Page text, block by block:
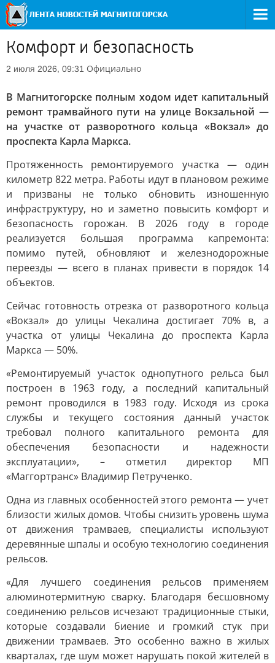
Комфорт и безопасность
2 июля 2026, 09:31 Официально
В Магнитогорске полным ходом идет капитальный
ремонт трамвайного пути на улице Вокзальной —
на участке от разворотного кольца «Вокзал» до
проспекта Карла Маркса.
Протяженность ремонтируемого участка — один
километр 822 метра. Работы идут в плановом режиме
и призваны не только обновить изношенную
инфраструктуру, но и заметно повысить комфорт и
безопасность горожан. В 2026 году в городе
реализуется большая программа капремонта:
помимо путей, обновляют и железнодорожные
переезды — всего в планах привести в порядок 14
объектов.
Сейчас готовность отрезка от разворотного кольца
«Вокзал» до улицы Чекалина достигает 70% в, а
участка от улицы Чекалина до проспекта Карла
Маркса — 50%.
«Ремонтируемый участок однопутного рельса был
построен в 1963 году, а последний капитальный
ремонт проводился в 1983 году. Исходя из срока
службы и текущего состояния данный участок
требовал полного капитального ремонта для
обеспечения безопасности и надежности
эксплуатации», – отметил директор МП
«Маггортранс» Владимир Петрученко.
Одна из главных особенностей этого ремонта — учет
близости жилых домов. Чтобы снизить уровень шума
от движения трамваев, специалисты используют
деревянные шпалы и особую технологию соединения
рельсов.
«Для лучшего соединения рельсов применяем
алюминотермитную сварку. Благодаря бесшовному
соединению рельсов исчезают традиционные стыки,
которые создавали биение и громкий стук при
движении трамваев. Это особенно важно в жилых
кварталах, где шум может нарушать покой жителей в